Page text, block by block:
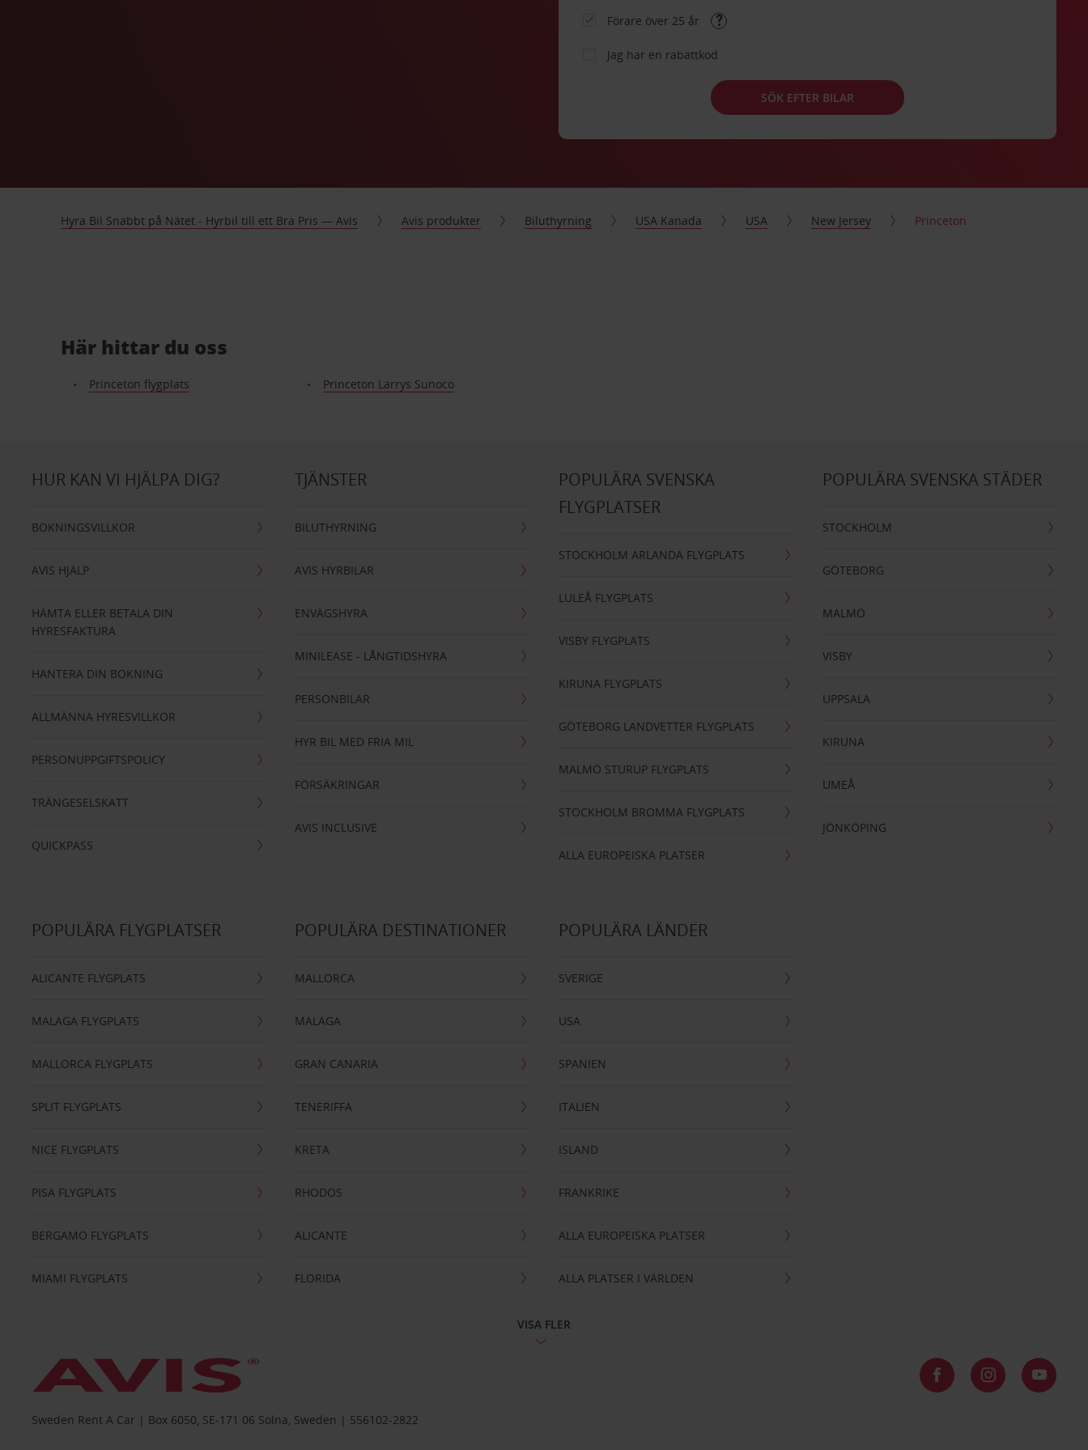
Förare över 25 år
Jag har en rabattkod
SÖK EFTER BILAR
Hyra Bil Snabbt på Nätet - Hyrbil till ett Bra Pris — Avis Avis produkter Biluthyrning USA Kanada USA New Jersey Princeton
Här hittar du oss
Princeton flygplats Princeton Larrys Sunoco
HUR KAN VI HJÄLPA DIG?
BOKNINGSVILLKOR
AVIS HJÄLP
HÄMTA ELLER BETALA DIN
HYRESFAKTURA
HANTERA DIN BOKNING
ALLMÄNNA HYRESVILLKOR
PERSONUPPGIFTSPOLICY
TRÄNGESELSKATT
QUICKPASS
TJÄNSTER
BILUTHYRNING
AVIS HYRBILAR
ENVÄGSHYRA
MINILEASE - LÅNGTIDSHYRA
PERSONBILAR
HYR BIL MED FRIA MIL
FÖRSÄKRINGAR
AVIS INCLUSIVE
POPULÄRA SVENSKA
FLYGPLATSER
STOCKHOLM ARLANDA FLYGPLATS
LULEÅ FLYGPLATS
VISBY FLYGPLATS
KIRUNA FLYGPLATS
GÖTEBORG LANDVETTER FLYGPLATS
MALMÖ STURUP FLYGPLATS
STOCKHOLM BROMMA FLYGPLATS
ALLA EUROPEISKA PLATSER
POPULÄRA SVENSKA STÄDER
STOCKHOLM
GÖTEBORG
MALMÖ
VISBY
UPPSALA
KIRUNA
UMEÅ
JÖNKÖPING
POPULÄRA FLYGPLATSER
ALICANTE FLYGPLATS
MALAGA FLYGPLATS
MALLORCA FLYGPLATS
SPLIT FLYGPLATS
NICE FLYGPLATS
PISA FLYGPLATS
BERGAMO FLYGPLATS
MIAMI FLYGPLATS
POPULÄRA DESTINATIONER
MALLORCA
MALAGA
GRAN CANARIA
TENERIFFA
KRETA
RHODOS
ALICANTE
FLORIDA
POPULÄRA LÄNDER
SVERIGE
USA
SPANIEN
ITALIEN
ISLAND
FRANKRIKE
ALLA EUROPEISKA PLATSER
ALLA PLATSER I VÄRLDEN
VISA FLER
Sweden Rent A Car | Box 6050, SE-171 06 Solna, Sweden | 556102-2822